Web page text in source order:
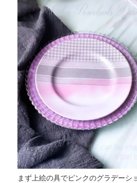
まず上絵の具でピンクのグラデーシ